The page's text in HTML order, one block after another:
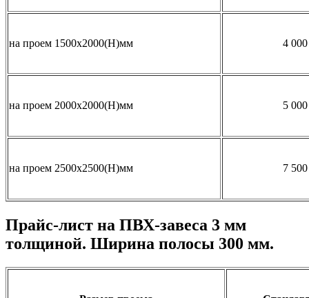
на проем 1500х2000(Н)мм 4
на проем 2000х2000(Н)мм 5
на проем 2500х2500(Н)мм 7
Прайс-лист на ПВХ-завеса 3 мм
толщиной. Ширина полосы 300 мм.